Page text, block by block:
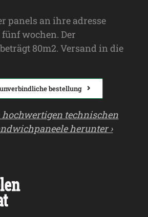
panels an ihre adresse
wochen. Der
80m2. Versand in die
bestellung
hochwertigen technischen
herunter ›